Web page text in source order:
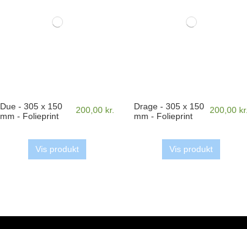
Due - 305 x 150
mm - Folieprint
200,00 kr.
Vis produkt
Drage - 305 x 150
mm - Folieprint
200,00 kr.
Vis produkt